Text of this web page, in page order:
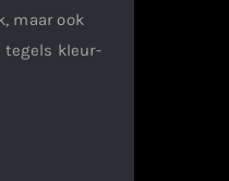
maar ook
tegels kleur-